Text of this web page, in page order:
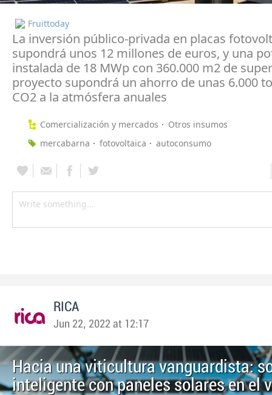
Fruittoday
La inversión público-privada en placas
supondrá unos 12 millones de euros, y una
instalada de 18 MWp con 360.000 m2 de
proyecto supondrá un ahorro de unas 6.000
CO2 a la atmósfera anuales
Comercialización y mercados
Otros insumos
mercabarna
fotovoltaica autoconsumo
RICA
Jun 22, 2022 at 12:17
Hacia una viticultura vanguardista:
inteligente con paneles solares en el